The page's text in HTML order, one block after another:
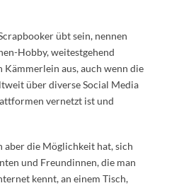
übt sein, nennen
Hobby, weitestgehend
Kämmerlein aus, auch wenn die
über diverse Social Media
vernetzt ist und
aber die Möglichkeit hat, sich
und Freundinnen, die man
kennt, an einem Tisch,